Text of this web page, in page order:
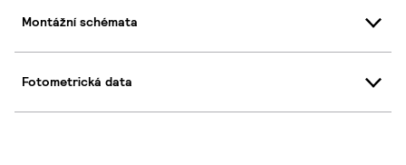
Montážní schémata
Fotometrická data